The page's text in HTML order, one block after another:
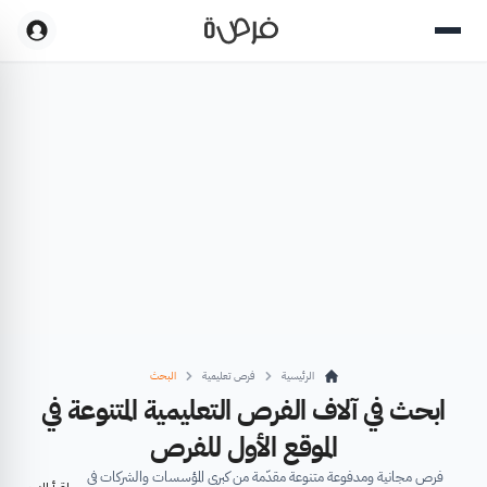
الرئيسية فرص تعليمية البحث
ابحث في آلاف الفرص التعليمية المتنوعة في
الموقع الأول للفرص
فرص مجانية ومدفوعة متنوعة مقدّمة من كبرى المؤسسات والشركات في